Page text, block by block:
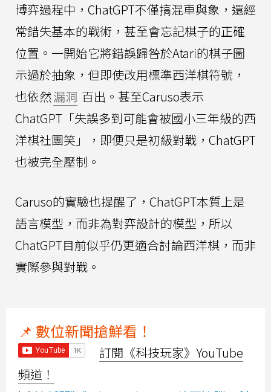
博弈過程中，ChatGPT不僅搞混車與象，還經
常錯失基本的戰術，甚至會忘記棋子的正確
位置。一開始它將錯誤歸咎於Atari的棋子圖
示過於抽象，但即使改用標準西洋棋符號，
也依然漏洞 百出。甚至Caruso表示
ChatGPT「失誤多到可能會被國小三年級的西
洋棋社團笑」，即便只是初級對戰，ChatGPT
也被完全壓制。
Caruso的實驗也提醒了，ChatGPT本質上是
語言模型，而非為對弈設計的模型，所以
ChatGPT目前似乎仍更適合討論西洋棋，而非
實際參與對戰。
📌 數位新聞搶鮮看！
訂閱《科技玩家》YouTube
頻道！